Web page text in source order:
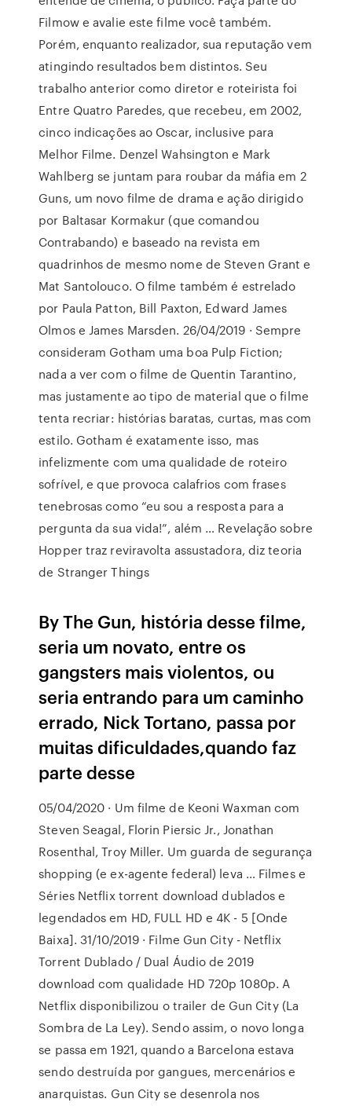
Filmow e avalie este filme você também.
Porém, enquanto realizador, sua reputação vem
atingindo resultados bem distintos. Seu
trabalho anterior como diretor e roteirista foi
Entre Quatro Paredes, que recebeu, em 2002,
cinco indicações ao Oscar, inclusive para
Melhor Filme. Denzel Wahsington e Mark
Wahlberg se juntam para roubar da máfia em 2
Guns, um novo filme de drama e ação dirigido
por Baltasar Kormakur (que comandou
Contrabando) e baseado na revista em
quadrinhos de mesmo nome de Steven Grant e
Mat Santolouco. O filme também é estrelado
por Paula Patton, Bill Paxton, Edward James
Olmos e James Marsden. 26/04/2019 · Sempre
consideram Gotham uma boa Pulp Fiction;
nada a ver com o filme de Quentin Tarantino,
mas justamente ao tipo de material que o filme
tenta recriar: histórias baratas, curtas, mas com
estilo. Gotham é exatamente isso, mas
infelizmente com uma qualidade de roteiro
sofrível, e que provoca calafrios com frases
tenebrosas como “eu sou a resposta para a
pergunta da sua vida!”, além … Revelação sobre
Hopper traz reviravolta assustadora, diz teoria
de Stranger Things
By The Gun, história desse filme,
seria um novato, entre os
gangsters mais violentos, ou
seria entrando para um caminho
errado, Nick Tortano, passa por
muitas dificuldades,quando faz
parte desse
05/04/2020 · Um filme de Keoni Waxman com
Steven Seagal, Florin Piersic Jr., Jonathan
Rosenthal, Troy Miller. Um guarda de segurança
shopping (e ex-agente federal) leva … Filmes e
Séries Netflix torrent download dublados e
legendados em HD, FULL HD e 4K - 5 [Onde
Baixa]. 31/10/2019 · Filme Gun City - Netflix
Torrent Dublado / Dual Áudio de 2019
download com qualidade HD 720p 1080p. A
Netflix disponibilizou o trailer de Gun City (La
Sombra de La Ley). Sendo assim, o novo longa
se passa em 1921, quando a Barcelona estava
sendo destruída por gangues, mercenários e
anarquistas. Gun City se desenrola nos